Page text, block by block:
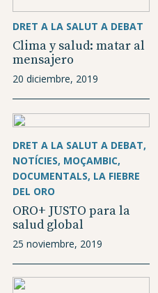
DRET A LA SALUT A DEBAT
Clima y salud: matar al
mensajero
20 diciembre, 2019
DRET A LA SALUT A DEBAT
NOTÍCIES MOÇAMBIC
DOCUMENTALS LA FIEBRE
DEL ORO
ORO+ JUSTO para la
salud global
25 noviembre, 2019